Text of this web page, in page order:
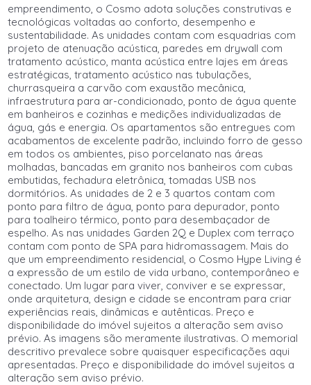
empreendimento, o Cosmo adota soluções construtivas e
tecnológicas voltadas ao conforto, desempenho e
sustentabilidade. As unidades contam com esquadrias com
projeto de atenuação acústica, paredes em drywall com
tratamento acústico, manta acústica entre lajes em áreas
estratégicas, tratamento acústico nas tubulações,
churrasqueira a carvão com exaustão mecânica,
infraestrutura para ar-condicionado, ponto de água quente
em banheiros e cozinhas e medições individualizadas de
água, gás e energia. Os apartamentos são entregues com
acabamentos de excelente padrão, incluindo forro de gesso
em todos os ambientes, piso porcelanato nas áreas
molhadas, bancadas em granito nos banheiros com cubas
embutidas, fechadura eletrônica, tomadas USB nos
dormitórios. As unidades de 2 e 3 quartos contam com
ponto para filtro de água, ponto para depurador, ponto
para toalheiro térmico, ponto para desembaçador de
espelho. As nas unidades Garden 2Q e Duplex com terraço
contam com ponto de SPA para hidromassagem. Mais do
que um empreendimento residencial, o Cosmo Hype Living é
a expressão de um estilo de vida urbano, contemporâneo e
conectado. Um lugar para viver, conviver e se expressar,
onde arquitetura, design e cidade se encontram para criar
experiências reais, dinâmicas e autênticas. Preço e
disponibilidade do imóvel sujeitos a alteração sem aviso
prévio. As imagens são meramente ilustrativas. O memorial
descritivo prevalece sobre quaisquer especificações aqui
apresentadas. Preço e disponibilidade do imóvel sujeitos a
alteração sem aviso prévio.